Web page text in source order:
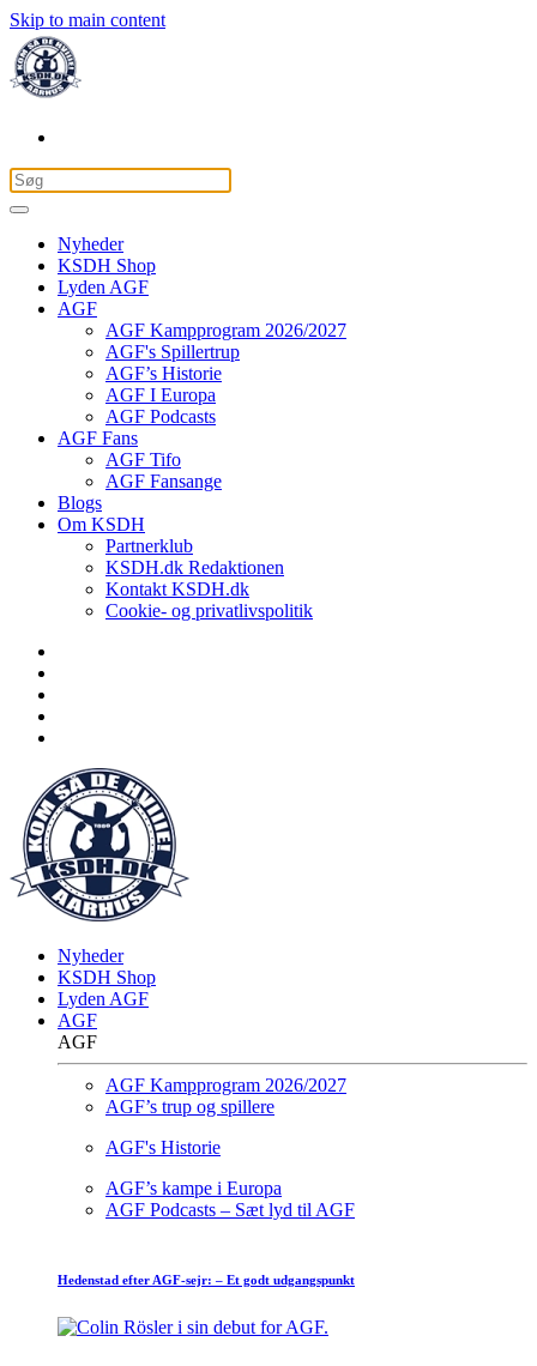
Skip to main content
Nyheder
KSDH Shop
Lyden AGF
AGF
AGF Kampprogram 2026/2027
AGF's Spillertrup
AGF’s Historie
AGF I Europa
AGF Podcasts
AGF Fans
AGF Tifo
AGF Fansange
Blogs
Om KSDH
Partnerklub
KSDH.dk Redaktionen
Kontakt KSDH.dk
Cookie- og privatlivspolitik
Nyheder
KSDH Shop
Lyden AGF
AGF
AGF
AGF Kampprogram 2026/2027
AGF’s trup og spillere
AGF's Historie
AGF’s kampe i Europa
AGF Podcasts – Sæt lyd til AGF
Hedenstad efter AGF-sejr: – Et godt udgangspunkt